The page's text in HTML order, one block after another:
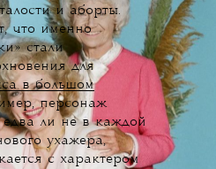
и аборты.
что именно
стали
для
в большом
персонаж
ли не в каждой
ухажера,
с характером